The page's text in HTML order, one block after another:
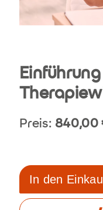
Preis: 840,00
In den